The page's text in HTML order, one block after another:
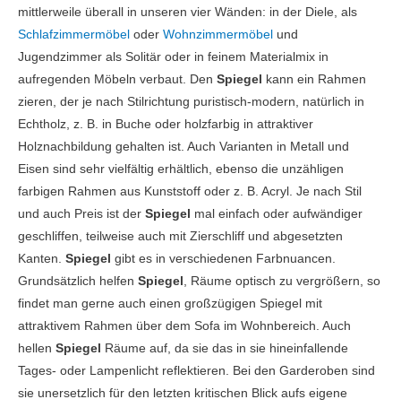
mittlerweile überall in unseren vier Wänden: in der Diele, als
Schlafzimmermöbel oder Wohnzimmermöbel und
Jugendzimmer als Solitär oder in feinem Materialmix in
aufregenden Möbeln verbaut. Den Spiegel
kann ein Rahmen
zieren, der je nach Stilrichtung puristisch-modern, natürlich in
Echtholz, z. B. in Buche oder holzfarbig in attraktiver
Holznachbildung gehalten ist. Auch Varianten in Metall und
Eisen sind sehr vielfältig erhältlich, ebenso die unzähligen
farbigen Rahmen aus Kunststoff oder z. B. Acryl. Je nach Stil
und auch Preis ist der Spiegel mal einfach oder aufwändiger
geschliffen, teilweise auch mit Zierschliff und abgesetzten
Kanten. Spiegel gibt es in verschiedenen Farbnuancen.
Grundsätzlich helfen Spiegel , Räume optisch zu vergrößern, so
findet man gerne auch einen großzügigen Spiegel mit
attraktivem Rahmen über dem Sofa im Wohnbereich. Auch
hellen Spiegel
Räume auf, da sie das in sie hineinfallende
Tages- oder Lampenlicht reflektieren. Bei den Garderoben sind
sie unersetzlich für den letzten kritischen Blick aufs eigene